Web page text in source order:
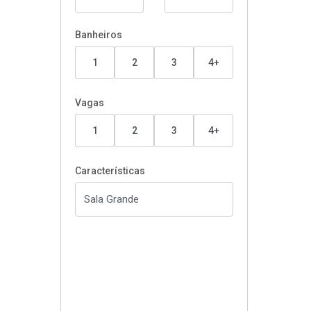
Banheiros
1 2 3 4+
Vagas
1 2 3 4+
Características